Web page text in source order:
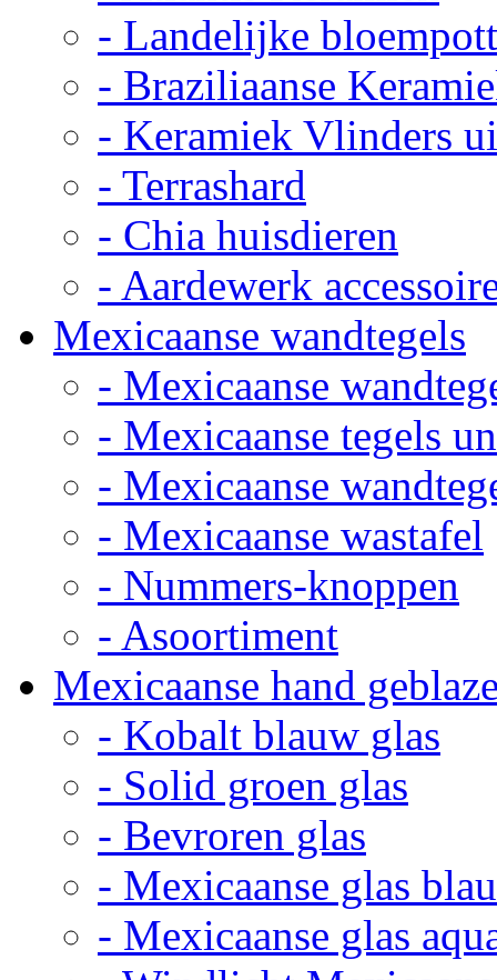
- Landelijke
- Braziliaanse
- Keramiek Vlinders
- Terrashard
- Chia huisdieren
- Aardewerk
Mexicaanse wandtegels
- Mexicaanse
- Mexicaanse tegels
- Mexicaanse
- Mexicaanse wastafel
- Nummers-knoppen
- Asoortiment
Mexicaanse hand
- Kobalt blauw glas
- Solid groen glas
- Bevroren glas
- Mexicaanse glas
- Mexicaanse glas